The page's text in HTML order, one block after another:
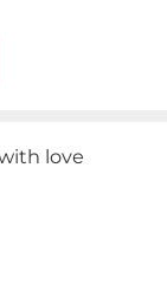
love